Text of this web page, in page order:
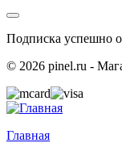
Подписка успешно
© 2026 pinel.ru -
Главная